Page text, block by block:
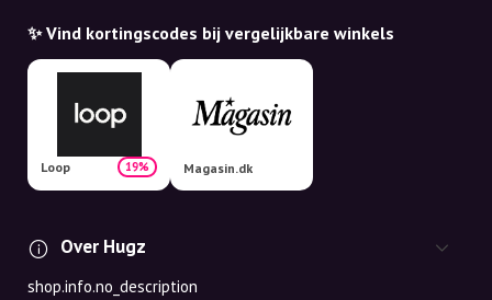
✨ Vind kortingscodes bij vergelijkbare winkels
Loop 19% Magasin.dk
Over Hugz
shop.info.no_description